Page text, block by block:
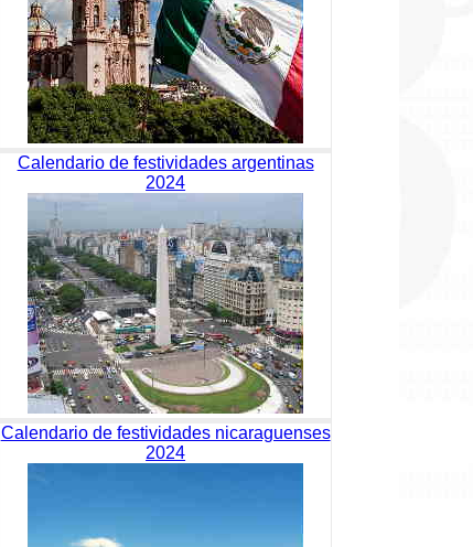
Calendario de festividades argentinas
2024
Calendario de festividades nicaraguenses
2024